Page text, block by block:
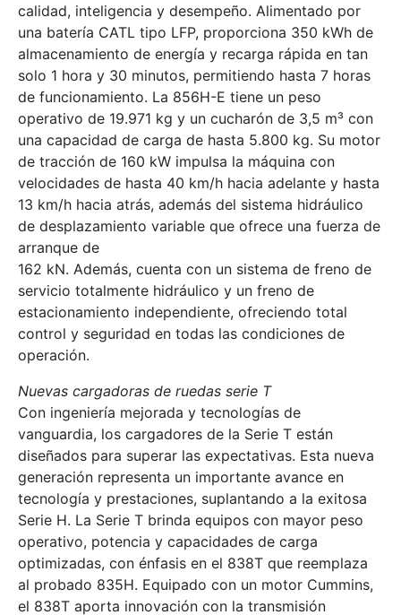
calidad, inteligencia y desempeño. Alimentado por
una batería CATL tipo LFP, proporciona 350 kWh de
almacenamiento de energía y recarga rápida en tan
solo 1 hora y 30 minutos, permitiendo hasta 7 horas
de funcionamiento. La 856H-E tiene un peso
operativo de 19.971 kg y un cucharón de 3,5 m³ con
una capacidad de carga de hasta 5.800 kg. Su motor
de tracción de 160 kW impulsa la máquina con
velocidades de hasta 40 km/h hacia adelante y hasta
13 km/h hacia atrás, además del sistema hidráulico
de desplazamiento variable que ofrece una fuerza de
arranque de
162 kN. Además, cuenta con un sistema de freno de
servicio totalmente hidráulico y un freno de
estacionamiento independiente, ofreciendo total
control y seguridad en todas las condiciones de
operación.
Nuevas cargadoras de ruedas serie T
Con ingeniería mejorada y tecnologías de
vanguardia, los cargadores de la Serie T están
diseñados para superar las expectativas. Esta nueva
generación representa un importante avance en
tecnología y prestaciones, suplantando a la exitosa
Serie H. La Serie T brinda equipos con mayor peso
operativo, potencia y capacidades de carga
optimizadas, con énfasis en el 838T que reemplaza
al probado 835H. Equipado con un motor Cummins,
el 838T aporta innovación con la transmisión